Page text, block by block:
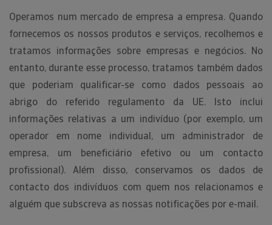
Operamos num mercado de empresa a empresa. Quando
fornecemos os nossos produtos e serviços, recolhemos e
tratamos informações sobre empresas e negócios. No
entanto, durante esse processo, tratamos também dados
que poderiam qualificar-se como dados pessoais ao
abrigo do referido regulamento da UE. Isto inclui
informações relativas a um indivíduo (por exemplo, um
operador em nome individual, um administrador de
empresa, um beneficiário efetivo ou um contacto
profissional). Além disso, conservamos os dados de
contacto dos indivíduos com quem nos relacionamos e
alguém que subscreva as nossas notificações por e-mail.